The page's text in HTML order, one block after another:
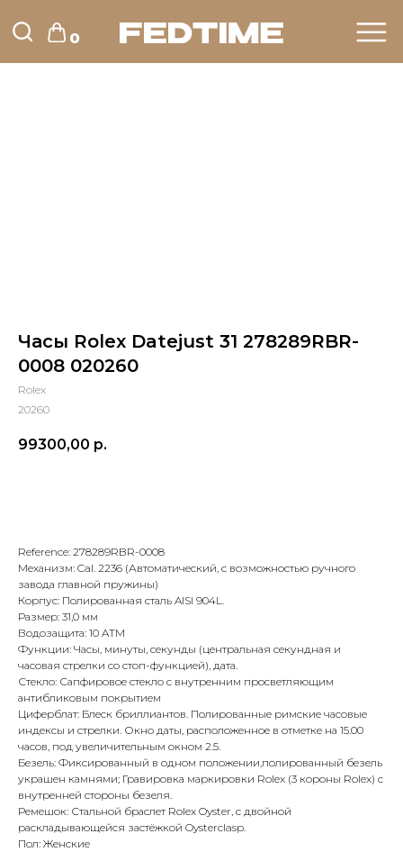
0
Часы Rolex Datejust 31 278289RBR-
0008 020260
Rolex
20260
99300,00 р.
Reference: 278289RBR-0008
Механизм: Cal. 2236 (Автоматический, с возможностью ручного
завода главной пружины)
Корпус: Полированная сталь AISI 904L.
Размер: 31,0 мм
Водозащита: 10 ATM
Функции: Часы, минуты, секунды (центральная секундная и
часовая стрелки со стоп-функцией), дата.
Стекло: Сапфировое стекло с внутренним просветляющим
антибликовым покрытием
Циферблат: Блеск бриллиантов. Полированные римские часовые
индексы и стрелки. Окно даты, расположенное в отметке на 15.00
часов, под увеличительным окном 2.5.
Безель: Фиксированный в одном положении,полированный безель
украшен камнями; Гравировка маркировки Rolex (3 короны Rolex) с
внутренней стороны безеля.
Ремешок: Стальной браслет Rolex Oyster, с двойной
раскладывающейся застёжкой Oysterclasp.
Пол: Женские
Оплата при получении
Заказ опласивается
осмотра товара
Подробная
консультация
Ответим на все вопросы
и поможем с выбором